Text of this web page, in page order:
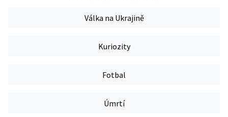
Válka na Ukrajině
Kuriozity
Fotbal
Úmrtí